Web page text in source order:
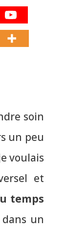
soin
un peu
voulais
et
temps
un